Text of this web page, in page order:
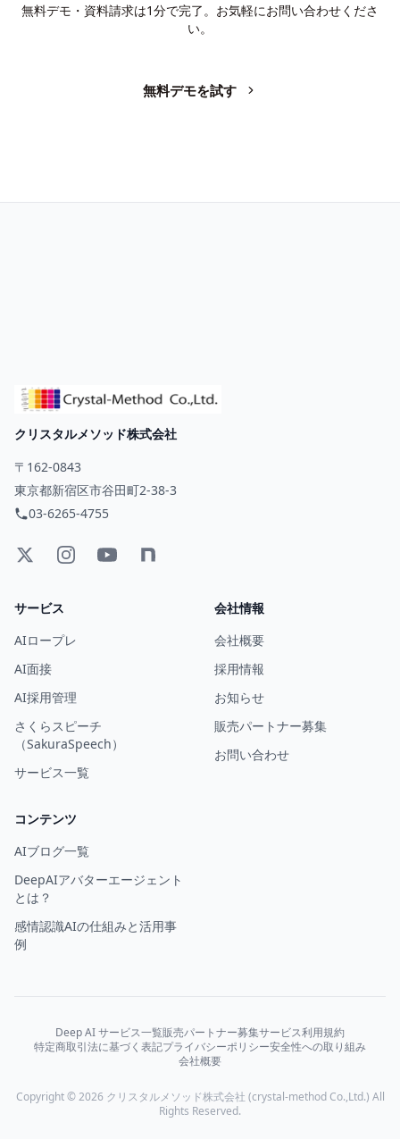
無料デモ・資料請求は1分で完了。お気軽にお問い合わせくださ
い。
無料デモを試す
クリスタルメソッド株式会社
〒162-0843
東京都新宿区市谷田町2-38-3
03-6265-4755
サービス
AIロープレ
AI面接
AI採用管理
さくらスピーチ
（SakuraSpeech）
サービス一覧
会社情報
会社概要
採用情報
お知らせ
販売パートナー募集
お問い合わせ
コンテンツ
AIブログ一覧
DeepAIアバターエージェント
とは？
感情認識AIの仕組みと活用事
例
Deep AI サービス一覧販売パートナー募集サービス利用規約
特定商取引法に基づく表記プライバシーポリシー安全性への取り組み
会社概要
Copyright © 2026 クリスタルメソッド株式会社 (crystal-method Co.,Ltd.) All
Rights Reserved.